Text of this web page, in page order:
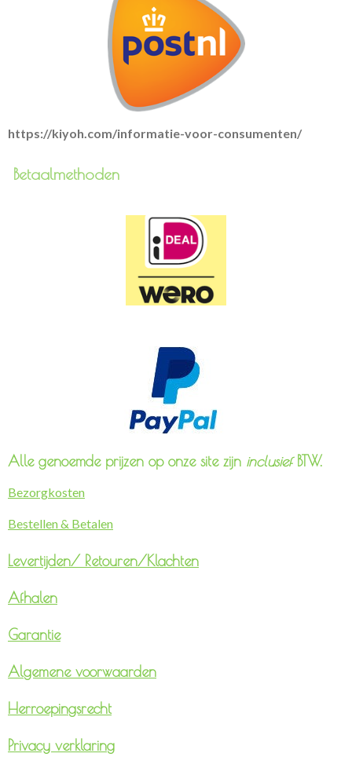
https://kiyoh.com/informatie-voor-consumenten/
Betaalmethoden
Alle genoemde prijzen op onze site zijn inclusiefBTW.
Bezorgkosten
Bestellen & Betalen
Levertijden/ Retouren/Klachten
Afhalen
Garantie
Algemene voorwaarden
Herroepingsrecht
Privacy verklaring